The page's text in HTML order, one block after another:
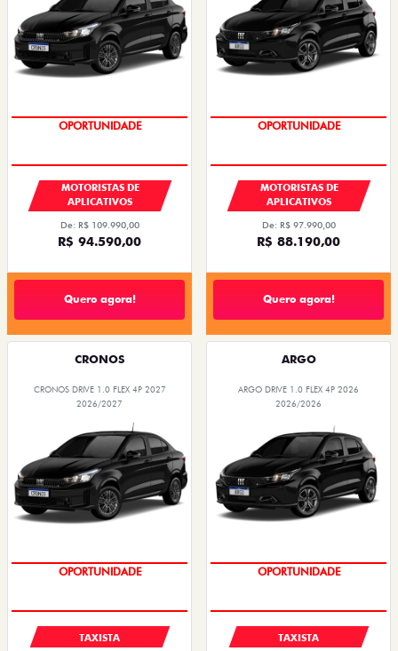
OPORTUNIDADE
MOTORISTAS DE
APLICATIVOS
De: R$ 109.990,00
R$ 94.590,00
Quero agora!
OPORTUNIDADE
MOTORISTAS DE
APLICATIVOS
De: R$ 97.990,00
R$ 88.190,00
Quero agora!
CRONOS
CRONOS DRIVE 1.0 FLEX 4P 2027
2026/2027
OPORTUNIDADE
TAXISTA
ARGO
ARGO DRIVE 1.0 FLEX 4P 2026
2026/2026
OPORTUNIDADE
TAXISTA